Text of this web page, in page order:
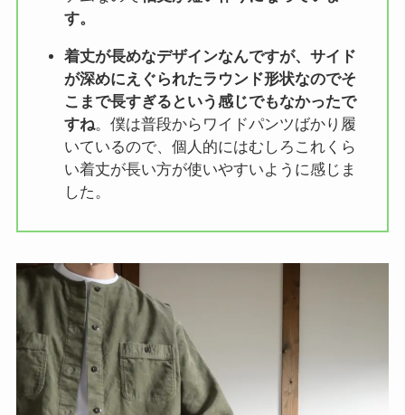
す。
着丈が長めなデザインなんですが、サイド
が深めにえぐられたラウンド形状なのでそ
こまで長すぎるという感じでもなかったで
すね。僕は普段からワイドパンツばかり履
いているので、個人的にはむしろこれくら
い着丈が長い方が使いやすいように感じま
した。